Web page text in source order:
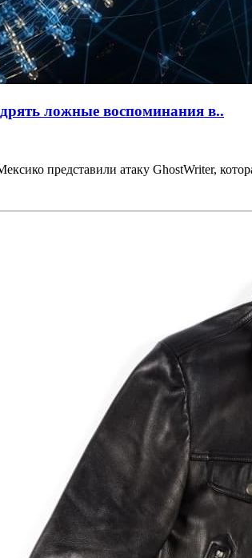
ложные воспоминания в..
представили атаку GhostWriter,